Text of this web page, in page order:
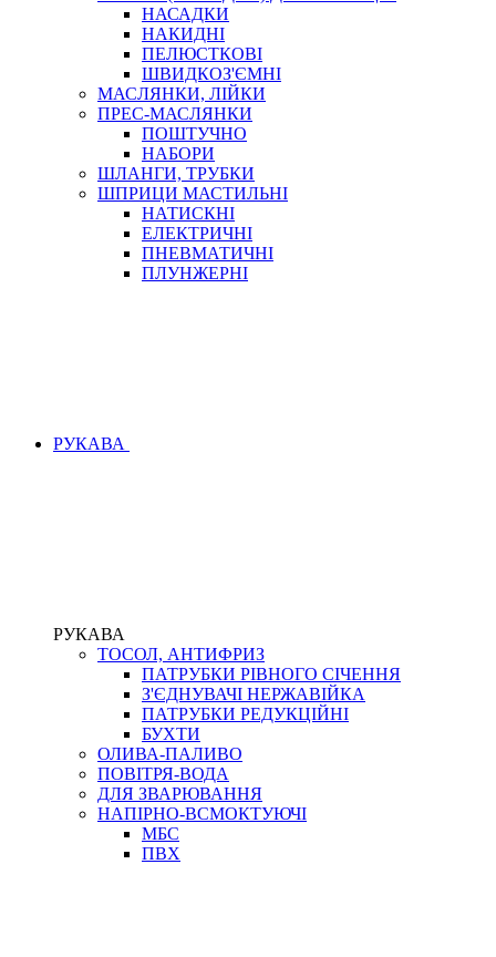
НАСАДКИ
НАКИДНІ
ПЕЛЮСТКОВІ
ШВИДКОЗ'ЄМНІ
МАСЛЯНКИ, ЛІЙКИ
ПРЕС-МАСЛЯНКИ
ПОШТУЧНО
НАБОРИ
ШЛАНГИ, ТРУБКИ
ШПРИЦИ МАСТИЛЬНІ
НАТИСКНІ
ЕЛЕКТРИЧНІ
ПНЕВМАТИЧНІ
ПЛУНЖЕРНІ
РУКАВА
РУКАВА
ТОСОЛ, АНТИФРИЗ
ПАТРУБКИ РІВНОГО СІЧЕННЯ
З'ЄДНУВАЧІ НЕРЖАВІЙКА
ПАТРУБКИ РЕДУКЦІЙНІ
БУХТИ
ОЛИВА-ПАЛИВО
ПОВІТРЯ-ВОДА
ДЛЯ ЗВАРЮВАННЯ
НАПІРНО-ВСМОКТУЮЧІ
МБС
ПВХ